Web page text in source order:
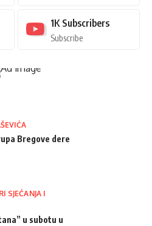
1K Subscribers
Subscribe
Bregove dere
SJEĆANJA I
u subotu u